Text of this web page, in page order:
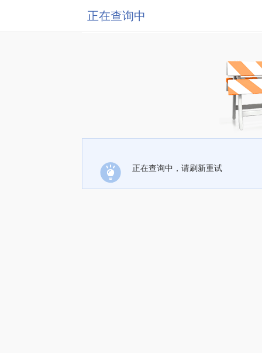
正在查询中
正在查询中，请刷新重试